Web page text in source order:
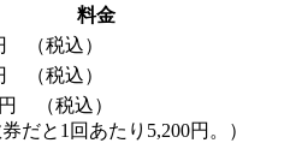
料金
（税込）
（税込）
（税込）
券だと1回あたり5,200円。）